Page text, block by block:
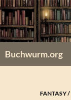
Zum
Inhalt
springen
Buchwurm.org
FANTASY